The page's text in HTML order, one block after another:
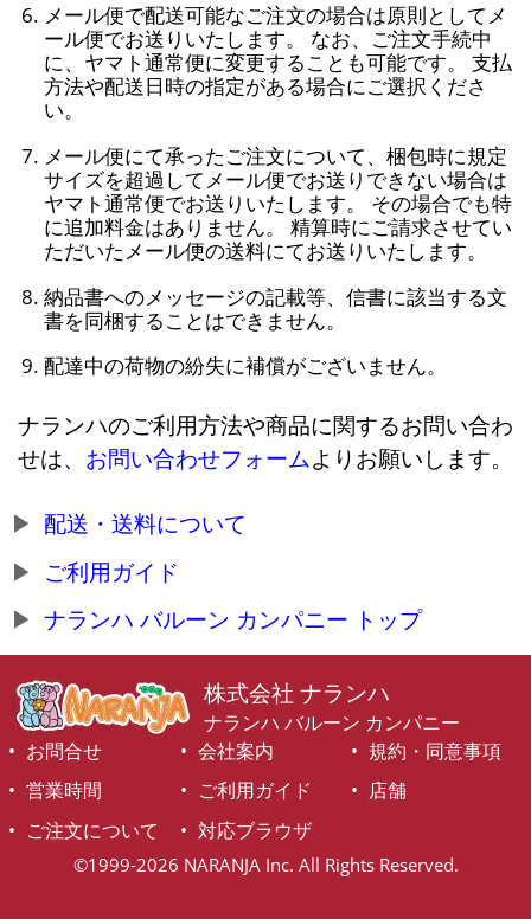
メール便で配送可能なご注文の場合は原則としてメ
ール便でお送りいたします。 なお、ご注文手続中
に、ヤマト通常便に変更することも可能です。 支払
方法や配送日時の指定がある場合にご選択くださ
い。
メール便にて承ったご注文について、梱包時に規定
サイズを超過してメール便でお送りできない場合は
ヤマト通常便でお送りいたします。 その場合でも特
に追加料金はありません。 精算時にご請求させてい
ただいたメール便の送料にてお送りいたします。
納品書へのメッセージの記載等、信書に該当する文
書を同梱することはできません。
配達中の荷物の紛失に補償がございません。
ナランハのご利用方法や商品に関するお問い合わ
せは、 お問い合わせフォームよりお願いします。
配送・送料について
ご利用ガイド
ナランハ バルーン カンパニー トップ
株式会社 ナランハ
ナランハ バルーン カンパニー
お問合せ
会社案内
規約・同意事項
営業時間
ご利用ガイド
店舗
ご注文について
対応ブラウザ
©1999-2026 NARANJA Inc. All Rights Reserved.